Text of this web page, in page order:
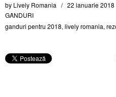
by Lively Romania 22 ianuarie 2018
GȂNDURI
ganduri pentru 2018, lively romania,